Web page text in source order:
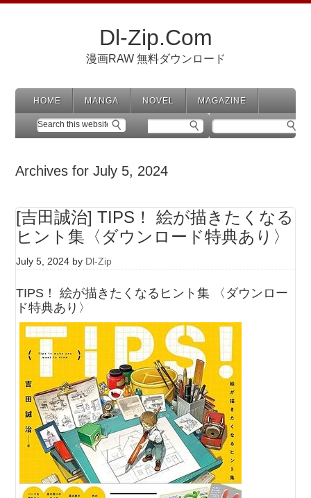
Dl-Zip.Com
漫画RAW 無料ダウンロード
HOME MANGA NOVEL MAGAZINE
Archives for July 5, 2024
[吉田誠治] TIPS！ 絵が描きたくなる
ヒント集〈ダウンロード特典あり〉
July 5, 2024 by Dl-Zip
TIPS！ 絵が描きたくなるヒント集 〈ダウンロー
ド特典あり〉